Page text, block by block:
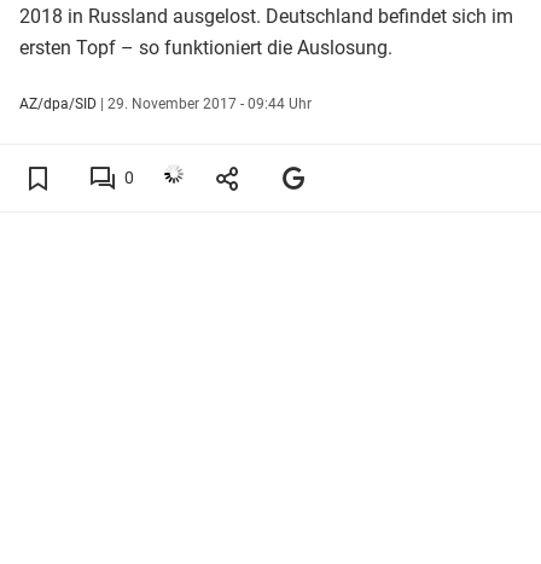
2018 in Russland ausgelost. Deutschland befindet sich im
ersten Topf – so funktioniert die Auslosung.
AZ/dpa/SID | 29. November 2017 - 09:44 Uhr
0